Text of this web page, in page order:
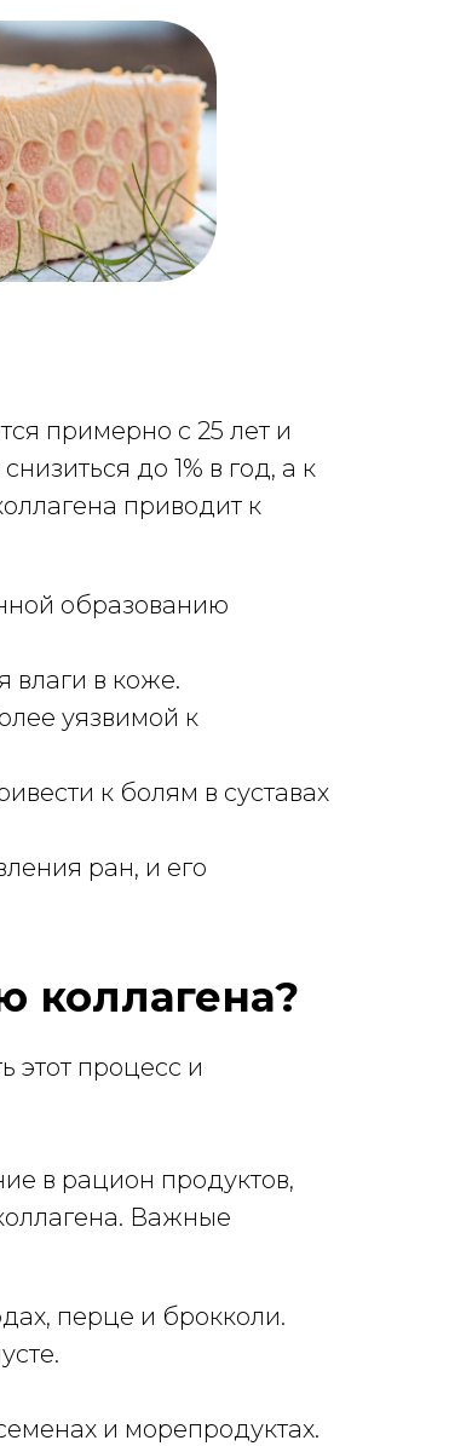
примерно с 25 лет и
до 1% в год, а к
приводит к
образованию
в коже.
уязвимой к
к болям в суставах
ран, и его
коллагена?
этот процесс и
в рацион продуктов,
Важные
перце и брокколи.
и морепродуктах.